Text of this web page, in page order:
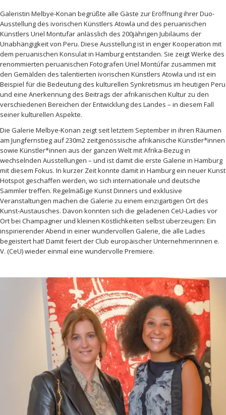
Galeristin Melbye-Konan begrüßte alle Gäste zur Eröffnung ihrer Duo-
Ausstellung des ivorischen Künstlers Atowla und des peruanischen
Künstlers Uriel Montufar anlässlich des 200jährigen Jubiläums der
Unabhängigkeit von Peru. Diese Ausstellung ist in enger Kooperation mit
dem peruanischen Konsulat in Hamburg entstanden. Sie zeigt Werke des
renommierten peruanischen Fotografen Uriel Montúfar zusammen mit
den Gemälden des talentierten ivorischen Künstlers Atowla und ist ein
Beispiel für die Bedeutung des kulturellen Synkretismus im heutigen Peru
und eine Anerkennung des Beitrags der afrikanischen Kultur zu den
verschiedenen Bereichen der Entwicklung des Landes – in diesem Fall
seiner kulturellen Aspekte.
Die Galerie Melbye-Konan zeigt seit letztem September in ihren Räumen
am Jungfernstieg auf 230m2 zeitgenössische afrikanische Künstler*innen
sowie Künstler*innen aus der ganzen Welt mit Afrika-Bezug in
wechselnden Ausstellungen – und ist damit die erste Galerie in Hamburg
mit diesem Fokus. In kurzer Zeit konnte damit in Hamburg ein neuer Kunst
Hotspot geschaffen werden, wo sich internationale und deutsche
Sammler treffen. Regelmäßige Kunst Dinners und exklusive
Veranstaltungen machen die Galerie zu einem einzigartigen Ort des
Kunst-Austausches. Davon konnten sich die geladenen CeU-Ladies vor
Ort bei Champagner und kleinen Köstlichkeiten selbst überzeugen: Ein
inspirierender Abend in einer wundervollen Galerie, die alle Ladies
begeistert hat! Damit feiert der Club europäischer Unternehmerinnen e.
V. (CeU) wieder einmal eine wundervolle Premiere.